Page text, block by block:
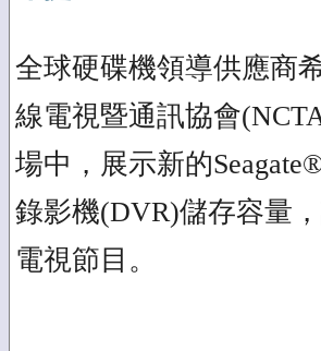
全球硬碟機領導供應商
線電視暨通訊協會
場中，展示新的
錄影機(DVR)儲存容量
電視節目。